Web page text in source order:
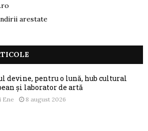
arestate
devine, pentru o lună, hub cultural
și laborator de artă
Ene 8 august 2026